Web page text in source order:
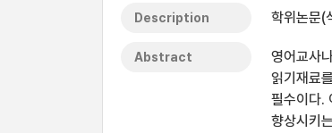
Description 학위논문(
Abstract
영어교사
읽기재료
필수이다.
향상시키